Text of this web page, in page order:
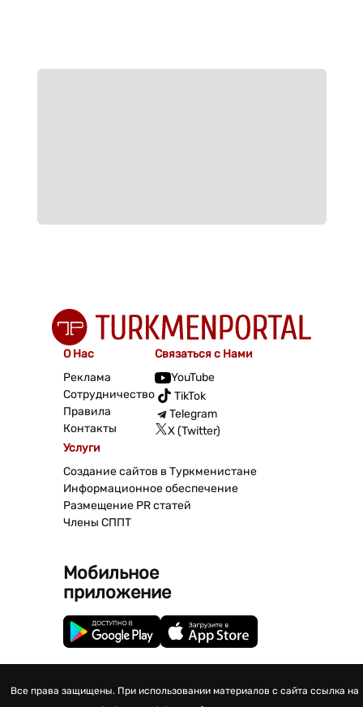
О Нас
Реклама
Сотрудничество
Правила
Контакты
Связаться с Нами
YouTube
TikTok
Telegram
X (Twitter)
Услуги
Создание сайтов в Туркменистане
Информационное обеспечение
Размещение PR статей
Члены СППТ
Мобильное
приложение
Все права защищены. При использовании материалов с сайта ссылка на